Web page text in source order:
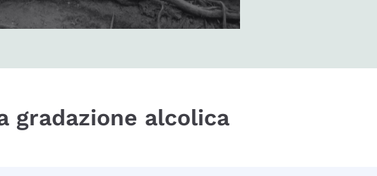
gradazione alcolica